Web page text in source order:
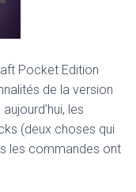
Pocket Edition
de la version
les
(deux choses qui
les commandes ont